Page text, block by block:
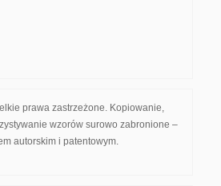
prawa zastrzeżone. Kopiowanie,
wzorów surowo zabronione –
autorskim i patentowym.